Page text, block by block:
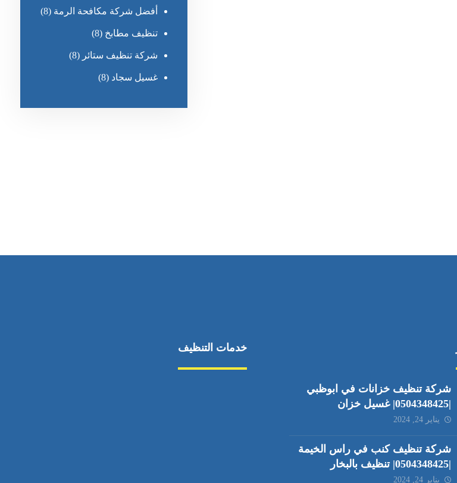
أفضل شركة مكافحة الرمة (8)
تنظيف مطابخ (8)
شركة تنظيف ستائر (8)
غسيل سجاد (8)
شركة تنظيف خزانات في ابوظبي
|0504348425| غسيل خزان
يناير 24, 2024
شركة تنظيف كنب في راس الخيمة
|0504348425| تنظيف بالبخار
يناير 24, 2024
خدمات التنظيف